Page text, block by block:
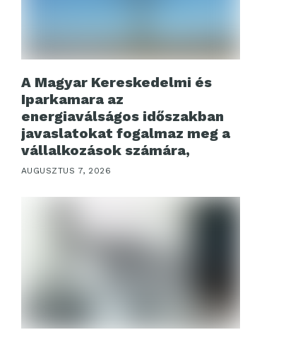
A Magyar Kereskedelmi és
Iparkamara az
energiaválságos időszakban
javaslatokat fogalmaz meg a
vállalkozások számára,
AUGUSZTUS 7, 2026